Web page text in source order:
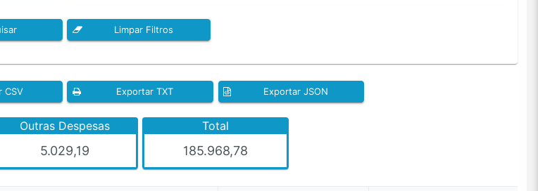
Limpar Filtros
CSV Exportar TXT Exportar JSON
Outras Despesas
5.029,19
Total
185.968,78